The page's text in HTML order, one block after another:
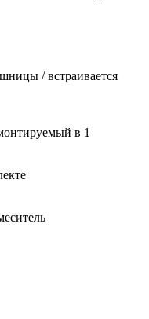
/ встраивается
в 1